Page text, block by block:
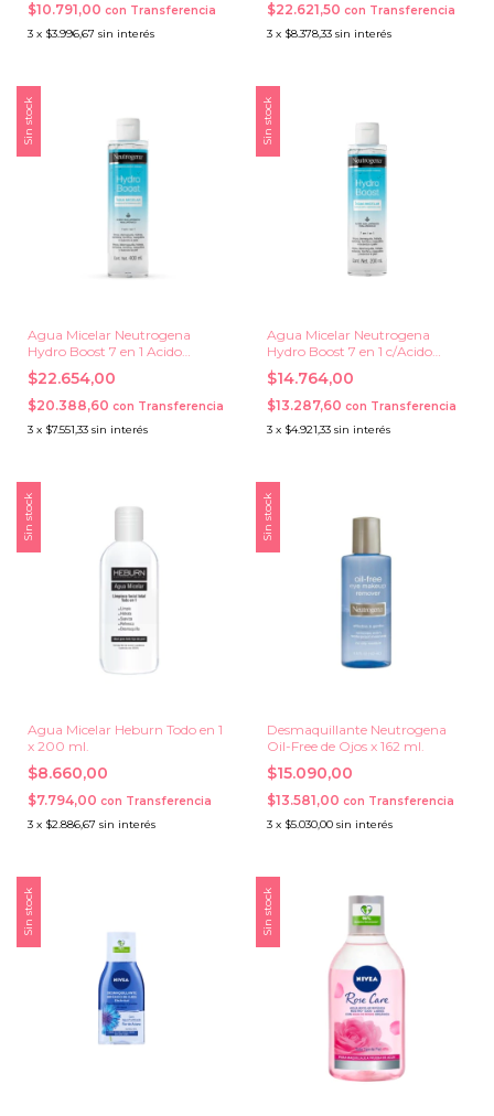
$10.791,00 con Transferencia
3 x $3.996,67 sin interés
$22.621,50 con Transferencia
3 x $8.378,33 sin interés
Sin stock
Agua Micelar Neutrogena
Hydro Boost 7 en 1 Acido
Hialuronico x 400 ml.
$22.654,00
$20.388,60 con Transferencia
3 x $7.551,33 sin interés
Sin stock
Agua Micelar Neutrogena
Hydro Boost 7 en 1 c/Acido
Hialuronico x 200 ml.
$14.764,00
$13.287,60 con Transferencia
3 x $4.921,33 sin interés
Sin stock
Agua Micelar Heburn Todo en 1
x 200 ml.
$8.660,00
$7.794,00 con Transferencia
3 x $2.886,67 sin interés
Sin stock
Desmaquillante Neutrogena
Oil-Free de Ojos x 162 ml.
$15.090,00
$13.581,00 con Transferencia
3 x $5.030,00 sin interés
Sin stock Sin stock